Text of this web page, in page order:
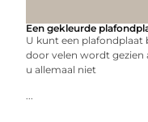
Een gekleurde
U kunt een
door velen wordt gezien
u allemaal niet
...